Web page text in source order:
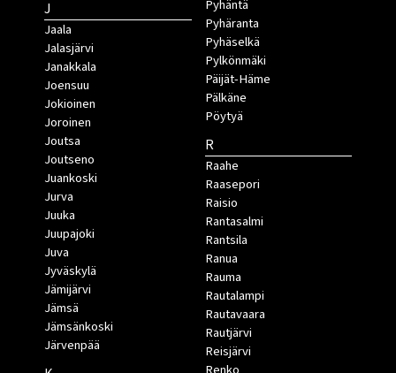
J
Jaala
Jalasjärvi
Janakkala
Joensuu
Jokioinen
Joroinen
Joutsa
Joutseno
Juankoski
Jurva
Juuka
Juupajoki
Juva
Jyväskylä
Jämijärvi
Jämsä
Jämsänkoski
Järvenpää
Pyhäntä
Pyhäranta
Pyhäselkä
Pylkönmäki
Päijät-Häme
Pälkäne
Pöytyä
R
Raahe
Raasepori
Raisio
Rantasalmi
Rantsila
Ranua
Rauma
Rautalampi
Rautavaara
Rautjärvi
Reisjärvi